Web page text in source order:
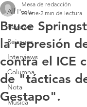
All Posts
Reviews
Reissues
Interviews
Columna
Nota
Música
Bruce
la represión
contra el ICE
de "tácticas
Gestapo".
Mesa de redacción
20 ene 2 min de lectura